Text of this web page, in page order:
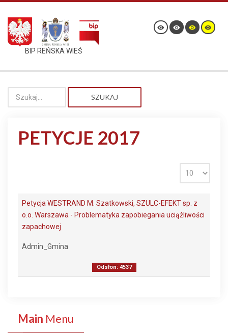
BIP REŃSKA WIEŚ
SZUKAJ
PETYCJE 2017
Petycja WESTRAND M. Szatkowski, SZULC-EFEKT sp. z
o.o. Warszawa - Problematyka zapobiegania uciążliwości
zapachowej
Admin_Gmina
Odsłon: 4537
Main Menu